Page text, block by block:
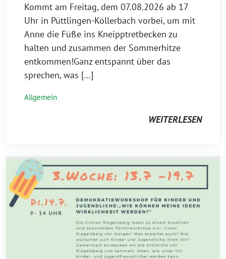
Kommt am Freitag, dem 07.08.2026 ab 17
Uhr in Püttlingen-Köllerbach vorbei, um mit
Anne die Füße ins Kneipptretbecken zu
halten und zusammen der Sommerhitze
entkommen!Ganz entspannt über das
sprechen, was […]
Allgemein
WEITERLESEN